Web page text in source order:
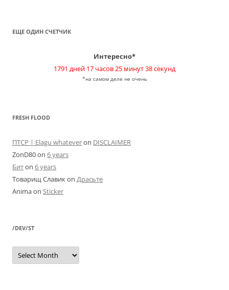
ЕЩЕ ОДИН СЧЕТЧИК
Интересно*
1791 дней 17 часов 25 минут 38 секунд
*на самом деле не очень
FRESH FLOOD
ПТСР | Elagu whateveron DISCLAIMER
ZonD80on 6 years
Битon 6 years
Товарищ Славикon Драсьте
Animaon Sticker
/DEV/ST
/dev/st